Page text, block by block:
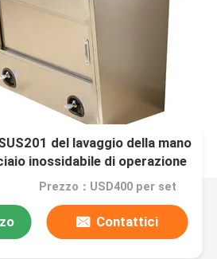
del lavaggio della mano
inossidabile di operazione
di colataPrezzo：USD400 per set
Contattici